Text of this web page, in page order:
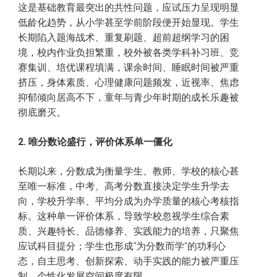
这是基础教育最突出的共性问题，应试压力呈现明显
低龄化趋势，从小学甚至学前阶段便开始显现。学生
长期陷入题海战术、重复刷题、超前超纲学习的困
境，校内作业负担繁重，校外被各类学科补习班、竞
赛集训、培优课程填满，课余时间、睡眠时间被严重
挤压，身体素质、心理健康问题频发，近视率、焦虑
抑郁倾向居高不下，童年与青少年时期的成长乐趣被
彻底磨灭。
2. 唯分数论盛行，评价体系单一僵化
长期以来，分数成为衡量学生、教师、学校的核心甚
至唯一标准，中考、高考分数直接决定学生升学去
向，学校升学率、平均分成为办学质量的核心考核指
标。这种单一评价体系，导致学校忽视学生综合素
质、兴趣特长、品德修养、实践能力的培养，只聚焦
应试科目提分；学生也形成“为分数而学”的功利心
态，自主思考、创新探索、动手实践的能力被严重压